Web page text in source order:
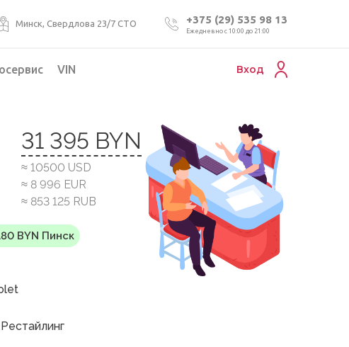
Минск, Свердлова 23/7 СТО +375 (29) 535 98 13
Ежедневно с 10:00 до 21:00
Проверка VIN номера авто
Пригон авто из Беларуси
Подбор мотоцикла
VIN Вход
31 395 BYN
≈ 10500 USD
≈ 8 996 EUR
≈ 853 125 RUB
BYN Пинск